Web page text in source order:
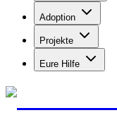
Adoption
Projekte
Eure Hilfe